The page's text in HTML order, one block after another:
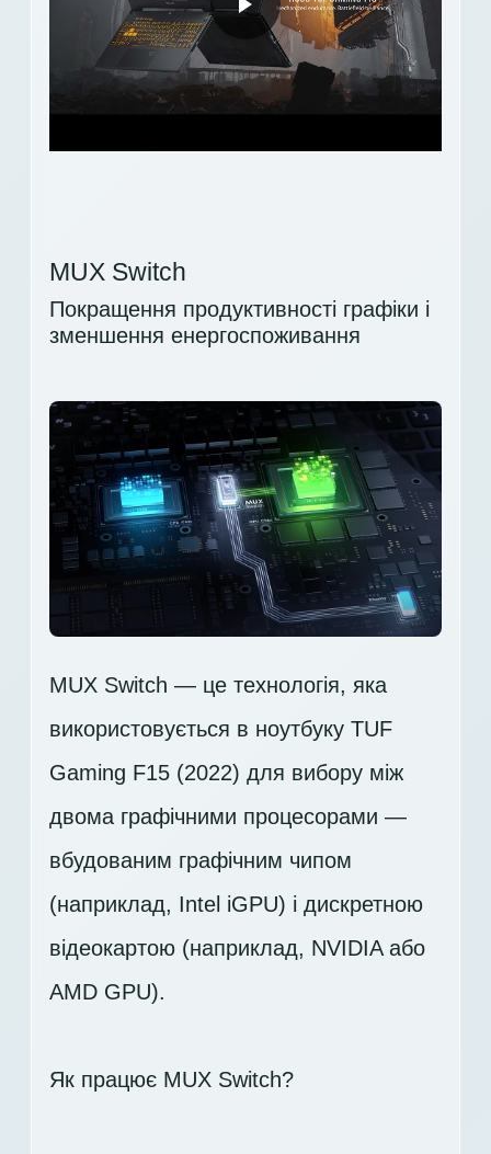
MUX Switch
Покращення продуктивності графіки і
зменшення енергоспоживання
MUX Switch — це технологія, яка
використовується в ноутбуку TUF
Gaming F15 (2022) для вибору між
двома графічними процесорами —
вбудованим графічним чипом
(наприклад, Intel iGPU) і дискретною
відеокартою (наприклад, NVIDIA або
AMD GPU).
Як працює MUX Switch?